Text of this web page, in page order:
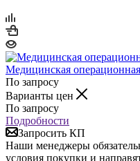
Медицинская
По запросу
Варианты цен
По запросу
Подробности
Запросить КП
Наши менеджеры
условия покупки и